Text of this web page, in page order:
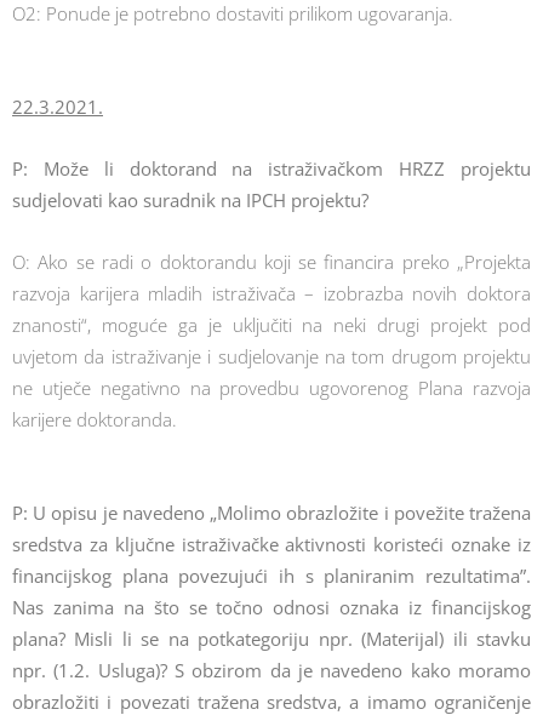
O2: Ponude je potrebno dostaviti prilikom ugovaranja.
22.3.2021.
P: Može li doktorand na istraživačkom HRZZ projektu
sudjelovati kao suradnik na IPCH projektu?
O: Ako se radi o doktorandu koji se financira preko „Projekta
razvoja karijera mladih istraživača – izobrazba novih doktora
znanosti“, moguće ga je uključiti na neki drugi projekt pod
uvjetom da istraživanje i sudjelovanje na tom drugom projektu
ne utječe negativno na provedbu ugovorenog Plana razvoja
karijere doktoranda.
P: U opisu je navedeno „Molimo obrazložite i povežite tražena
sredstva za ključne istraživačke aktivnosti koristeći oznake iz
financijskog plana povezujući ih s planiranim rezultatima”.
Nas zanima na što se točno odnosi oznaka iz financijskog
plana? Misli li se na potkategoriju npr. (Materijal) ili stavku
npr. (1.2. Usluga)? S obzirom da je navedeno kako moramo
obrazložiti i povezati tražena sredstva, a imamo ograničenje